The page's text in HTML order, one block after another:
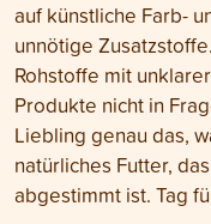
auf künstliche Farb-
unnötige
Rohstoffe mit
Produkte nicht in
Liebling genau das,
natürliches Futter,
abgestimmt ist. Tag